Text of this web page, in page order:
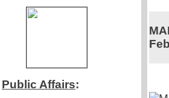
Public Affairs: